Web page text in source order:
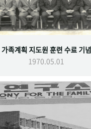
가족계획 지도원 훈련 수료 기념
1970.05.01